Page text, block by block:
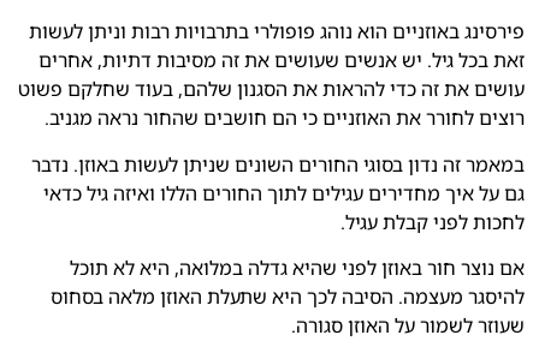
פירסינג באוזניים הוא נוהג פופולרי בתרבויות רבות וניתן לעשות
זאת בכל גיל. יש אנשים שעושים את זה מסיבות דתיות, אחרים
עושים את זה כדי להראות את הסגנון שלהם, בעוד שחלקם פשוט
רוצים לחורר את האוזניים כי הם חושבים שהחור נראה מגניב.
במאמר זה נדון בסוגי החורים השונים שניתן לעשות באוזן. נדבר
גם על איך מחדירים עגילים לתוך החורים הללו ואיזה גיל כדאי
לחכות לפני קבלת עגיל.
אם נוצר חור באוזן לפני שהיא גדלה במלואה, היא לא תוכל
להיסגר מעצמה. הסיבה לכך היא שתעלת האוזן מלאה בסחוס
שעוזר לשמור על האוזן סגורה.